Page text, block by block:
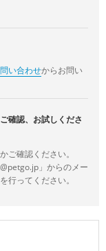
い合わせからお問い
確認、お試しくださ
ご確認ください。
」からのメー
行ってください。